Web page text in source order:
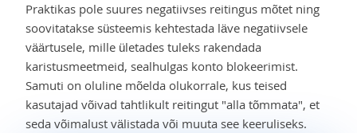
Praktikas pole suures negatiivses reitingus mõtet ning
soovitatakse süsteemis kehtestada läve negatiivsele
väärtusele, mille ületades tuleks rakendada
karistusmeetmeid, sealhulgas konto blokeerimist.
Samuti on oluline mõelda olukorrale, kus teised
kasutajad võivad tahtlikult reitingut "alla tõmmata", et
seda võimalust välistada või muuta see keeruliseks.